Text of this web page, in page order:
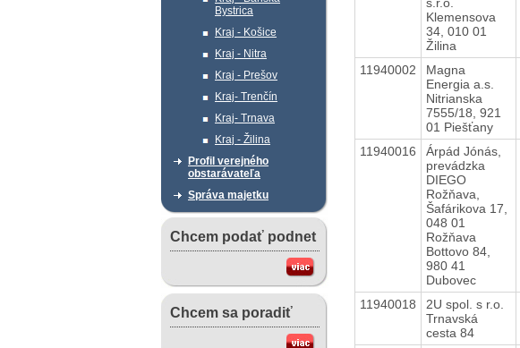
Bystrica
Kraj - Košice
Kraj - Nitra
Kraj - Prešov
Kraj- Trenčín
Kraj- Trnava
Kraj - Žilina
Profil verejného
obstarávateľa
Správa majetku
Chcem podať podnet
Chcem sa poradiť
Klemensova
34, 010 01
Žilina
11940002
Magna
Energia a.s.
Nitrianska
7555/18, 921
01 Piešťany
11940016
Árpád Jónás,
prevádzka
DIEGO
Rožňava,
Šafárikova 17,
048 01
Rožňava
Bottovo 84,
980 41
Dubovec
11940018
2U spol. s r.o.
Trnavská
cesta 84